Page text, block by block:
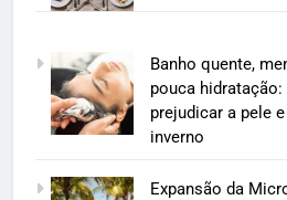
Banho quente,
pouca
prejudicar a pele
inverno
Expansão da